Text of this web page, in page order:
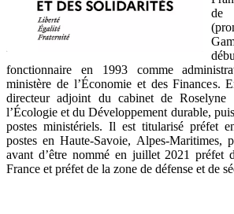
de
fonctionnaire en 1993 comme
ministère de l’Économie et des Finances.
directeur adjoint du cabinet de Roselyne
l’Écologie et du Développement durable,
postes ministériels. Il est titularisé préfet
postes en Haute-Savoie, Alpes-Maritimes,
avant d’être nommé en juillet 2021 préfet
France et préfet de la zone de défense et de